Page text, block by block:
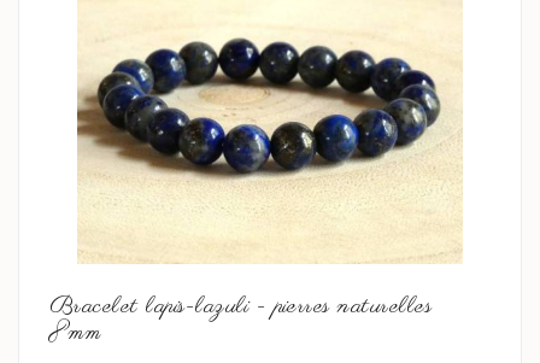
Bracelet lapis-lazuli - pierres naturelles
8mm
En savoir plus